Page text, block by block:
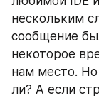
нескольким
сообщение
некоторое
нам место.
ли? А если